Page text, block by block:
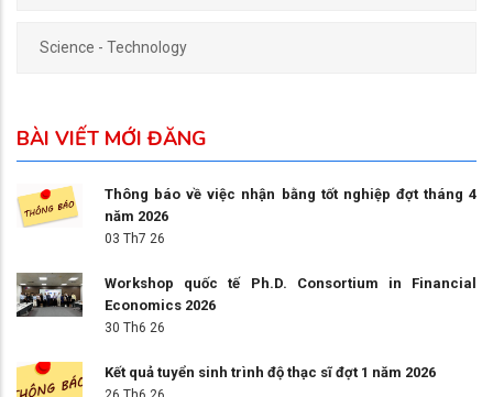
Science - Technology
BÀI VIẾT MỚI ĐĂNG
Thông báo về việc nhận bằng tốt nghiệp đợt tháng 4
năm 2026
03 Th7 26
Workshop quốc tế Ph.D. Consortium in Financial
Economics 2026
30 Th6 26
Kết quả tuyển sinh trình độ thạc sĩ đợt 1 năm 2026